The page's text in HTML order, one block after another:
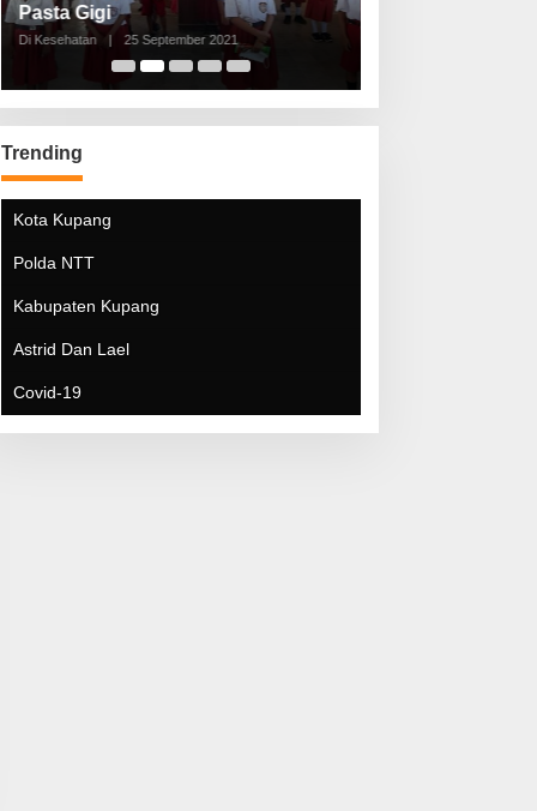
Pasta Gigi
Di Kesehatan | 25 September 2021
Trending
Kota Kupang
Polda NTT
Kabupaten Kupang
Astrid Dan Lael
Covid-19